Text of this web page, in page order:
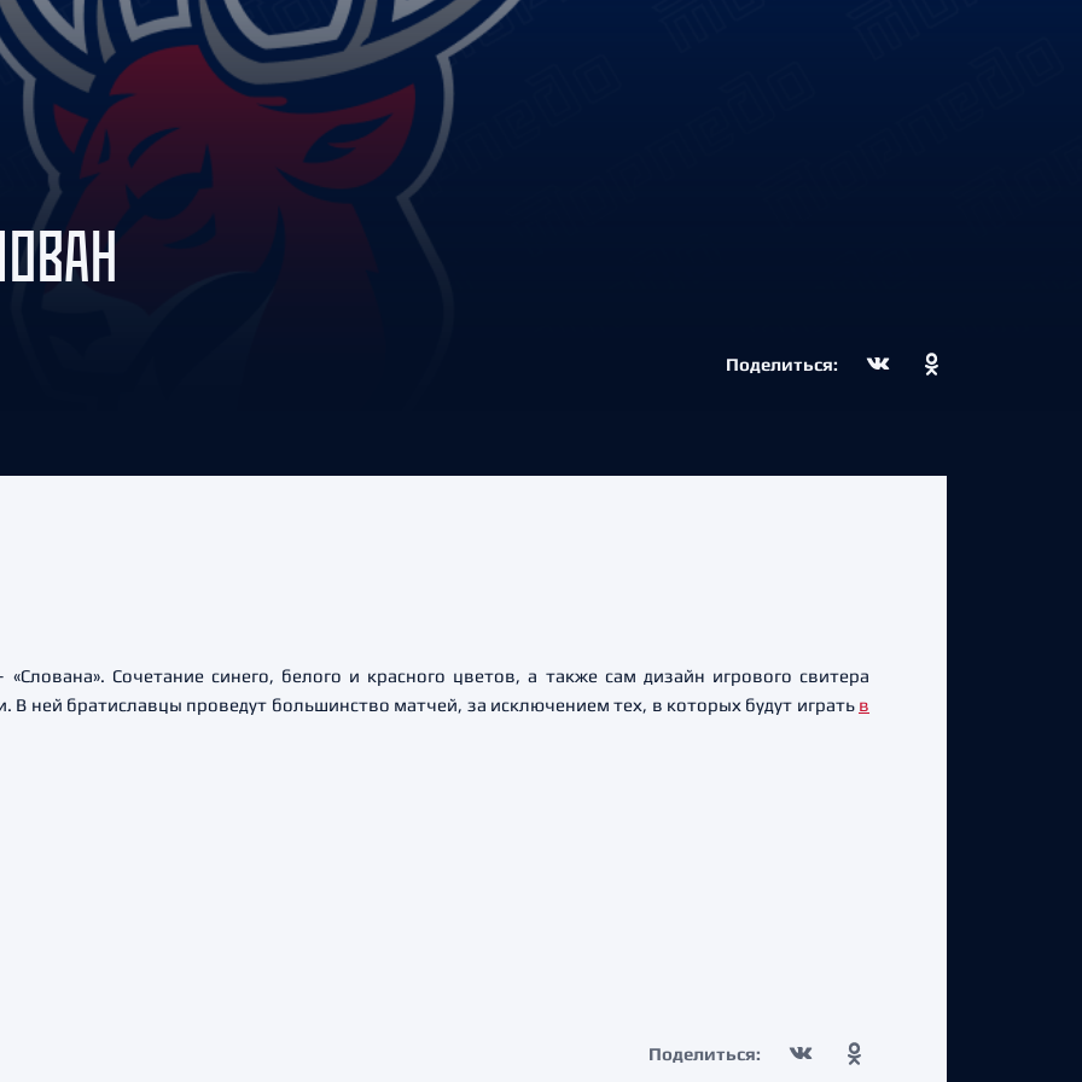
Амур
Барыс
Салават Юлаев
Сибирь
Поделиться:
Сочетание синего, белого и красного цветов, а также сам дизайн игрового свитера
ней братиславцы проведут большинство матчей, за исключением тех, в которых будут играть в
Поделиться: